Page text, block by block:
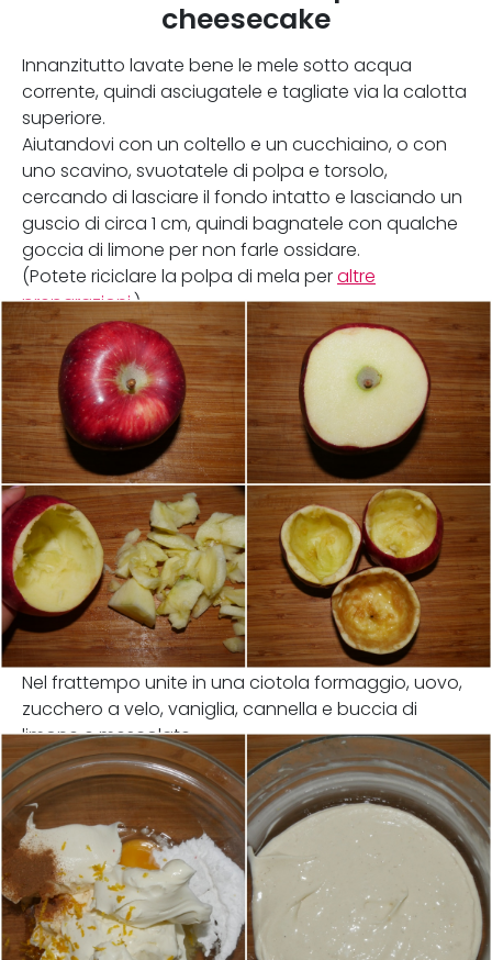
cheesecake
Innanzitutto lavate bene le mele sotto acqua
corrente, quindi asciugatele e tagliate via la calotta
superiore.
Aiutandovi con un coltello e un cucchiaino, o con
uno scavino, svuotatele di polpa e torsolo,
cercando di lasciare il fondo intatto e lasciando un
guscio di circa 1 cm, quindi bagnatele con qualche
goccia di limone per non farle ossidare.
(Potete riciclare la polpa di mela per altre
preparazioni.)
Nel frattempo unite in una ciotola formaggio, uovo,
zucchero a velo, vaniglia, cannella e buccia di
limone e mescolate.